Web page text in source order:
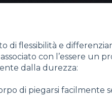
di flessibilità e
con l’essere un
dalla durezza:
di piegarsi facilmente